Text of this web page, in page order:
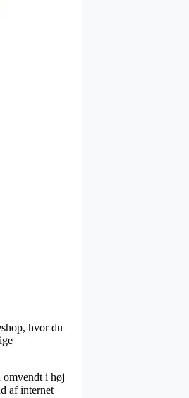
hvor du
omvendt i høj
af internet